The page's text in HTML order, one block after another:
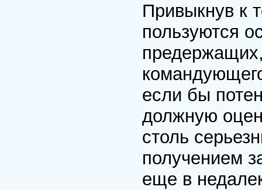
Привыкнув к
пользуются
если бы
должную
столь
получением
еще в